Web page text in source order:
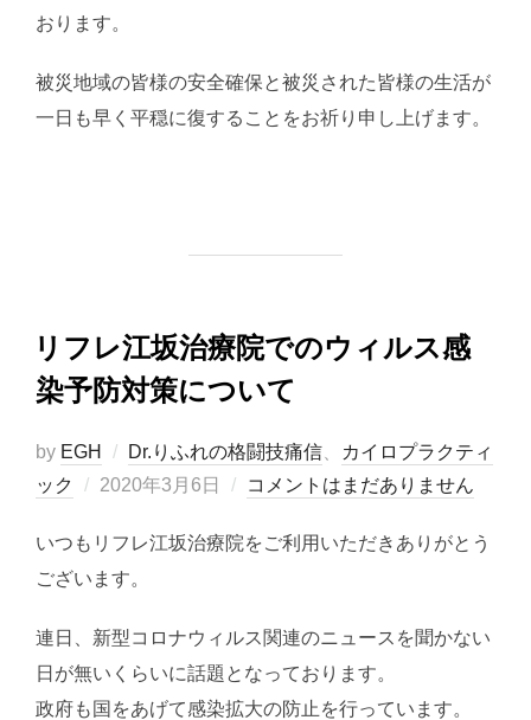
おります。
被災地域の皆様の安全確保と被災された皆様の生活が
一日も早く平穏に復することをお祈り申し上げます。
リフレ江坂治療院でのウィルス感
染予防対策について
by EGH Dr.りふれの格闘技痛信
カイロプラクティ
ック
投
日:
2020年3月6日 コメントはまだありません
いつもリフレ江坂治療院をご利用いただきありがとう
ございます。
連日、新型コロナウィルス関連のニュースを聞かない
日が無いくらいに話題となっております。
政府も国をあげて感染拡大の防止を行っています。